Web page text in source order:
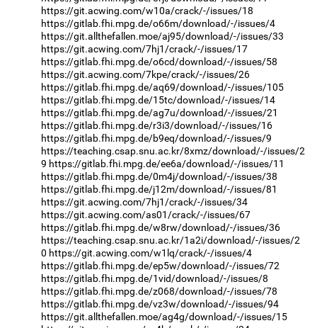
https://git.acwing.com/w10a/crack/-/issues/18
https://gitlab.fhi.mpg.de/o66m/download/-/issues/4
https://git.allthefallen.moe/aj95/download/-/issues/33
https://git.acwing.com/7hj1/crack/-/issues/17
https://gitlab.fhi.mpg.de/o6cd/download/-/issues/58
https://git.acwing.com/7kpe/crack/-/issues/26
https://gitlab.fhi.mpg.de/aq69/download/-/issues/105
https://gitlab.fhi.mpg.de/15tc/download/-/issues/14
https://gitlab.fhi.mpg.de/ag7u/download/-/issues/21
https://gitlab.fhi.mpg.de/r3i3/download/-/issues/16
https://gitlab.fhi.mpg.de/b9eq/download/-/issues/9
https://teaching.csap.snu.ac.kr/8xmz/download/-/issues/2
9 https://gitlab.fhi.mpg.de/ee6a/download/-/issues/11
https://gitlab.fhi.mpg.de/0m4j/download/-/issues/38
https://gitlab.fhi.mpg.de/j12m/download/-/issues/81
https://git.acwing.com/7hj1/crack/-/issues/34
https://git.acwing.com/as01/crack/-/issues/67
https://gitlab.fhi.mpg.de/w8rw/download/-/issues/36
https://teaching.csap.snu.ac.kr/1a2i/download/-/issues/2
0 https://git.acwing.com/w1lq/crack/-/issues/4
https://gitlab.fhi.mpg.de/ep5w/download/-/issues/72
https://gitlab.fhi.mpg.de/1vid/download/-/issues/8
https://gitlab.fhi.mpg.de/z068/download/-/issues/78
https://gitlab.fhi.mpg.de/vz3w/download/-/issues/94
https://git.allthefallen.moe/ag4g/download/-/issues/15